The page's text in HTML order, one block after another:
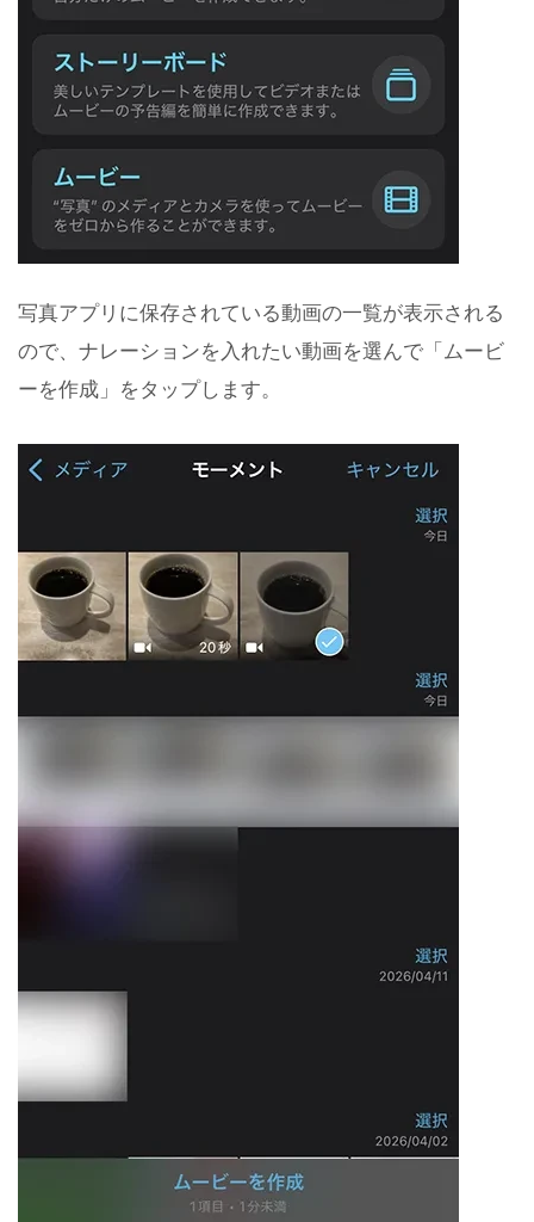
写真アプリに保存されている動画の一覧が表示される
ので、ナレーションを入れたい動画を選んで「ムービ
ーを作成」をタップします。